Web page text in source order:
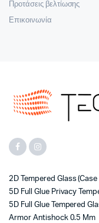
Προτάσεις βελτίωσης
Επικοινωνία
2D Tempered Glass (case
5D Full Glue Privacy
5D Full Glue Tempered
Armor Antishock 0.5 Mm